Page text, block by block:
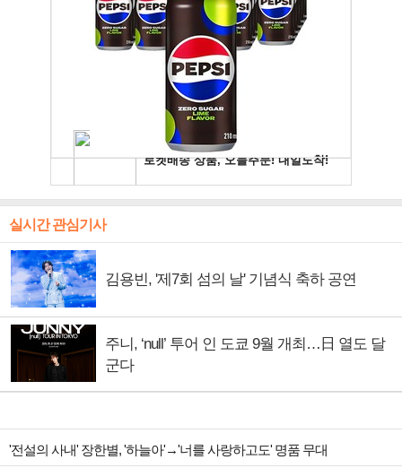
실시간 관심기사
김용빈, '제7회 섬의 날' 기념식 축하 공연
주니, ‘null’ 투어 인 도쿄 9월 개최…日 열도 달
군다
'전설의 사내' 장한별, '하늘아'→'너를 사랑하고도' 명품 무대